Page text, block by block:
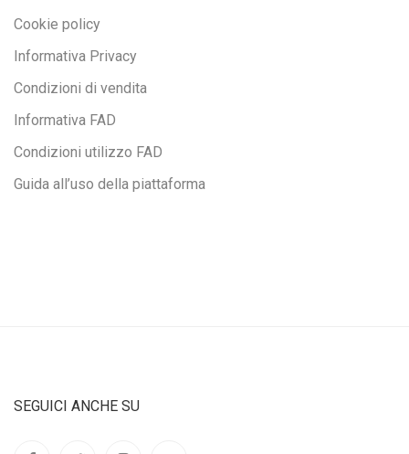
Cookie policy
Informativa Privacy
Condizioni di vendita
Informativa FAD
Condizioni utilizzo FAD
Guida all’uso della piattaforma
SEGUICI ANCHE SU